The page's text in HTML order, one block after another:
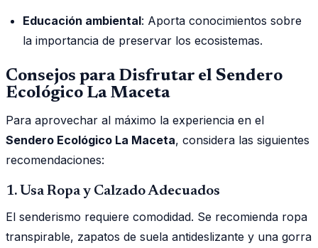
Educación ambiental: Aporta conocimientos sobre
la importancia de preservar los ecosistemas.
Consejos para Disfrutar el Sendero
Ecológico La Maceta
Para aprovechar al máximo la experiencia en el
Sendero Ecológico La Maceta, considera las siguientes
recomendaciones:
1. Usa Ropa y Calzado Adecuados
El senderismo requiere comodidad. Se recomienda ropa
transpirable, zapatos de suela antideslizante y una gorra